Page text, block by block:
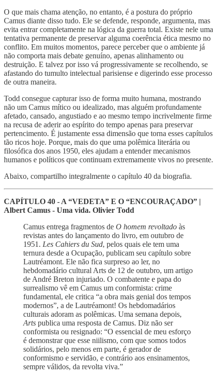
O que mais chama atenção, no entanto, é a postura do próprio
Camus diante disso tudo. Ele se defende, responde, argumenta, mas
evita entrar completamente na lógica da guerra total. Existe nele uma
tentativa permanente de preservar alguma coerência ética mesmo no
conflito. Em muitos momentos, parece perceber que o ambiente já
não comporta mais debate genuíno, apenas alinhamento ou
destruição. E talvez por isso vá progressivamente se recolhendo, se
afastando do tumulto intelectual parisiense e digerindo esse processo
de outra maneira.
Todd consegue capturar isso de forma muito humana, mostrando
não um Camus mítico ou idealizado, mas alguém profundamente
afetado, cansado, angustiado e ao mesmo tempo incrivelmente firme
na recusa de aderir ao espírito do tempo apenas para preservar
pertencimento. É justamente essa dimensão que torna esses capítulos
tão ricos hoje. Porque, mais do que uma polêmica literária ou
filosófica dos anos 1950, eles ajudam a entender mecanismos
humanos e políticos que continuam extremamente vivos no presente.
Abaixo, compartilho integralmente o capítulo 40 da biografia.
CAPÍTULO 40 - A “VEDETA” E O “ENCOURAÇADO” |
Albert Camus - Uma vida. Olivier Todd
Camus entrega fragmentos de O homem revoltado às
revistas antes do lançamento do livro, em outubro de
1951. Les Cahiers du Sud, pelos quais ele tem uma
ternura desde a Ocupação, publicam seu capítulo sobre
Lautréamont. Ele não fica surpreso ao ler, no
hebdomadário cultural Arts de 12 de outubro, um artigo
de André Breton injuriado. O combatente e papa do
surrealismo vê em Camus um conformista: crime
fundamental, ele critica “a obra mais genial dos tempos
modernos”, a de Lautréamont! Os hebdomadários
culturais adoram as polêmicas. Uma semana depois,
Arts publica uma resposta de Camus. Diz não ser
conformista ou resignado: “O essencial de meu esforço
é demonstrar que esse niilismo, com que somos todos
solidários, pelo menos em parte, é gerador de
conformismo e servidão, e contrário aos ensinamentos,
sempre válidos, da revolta viva.”